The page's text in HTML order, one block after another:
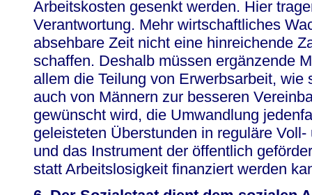
Arbeitskosten gesenkt werden. Hier
Verantwortung. Mehr wirtschaftliches
absehbare Zeit nicht eine hinreichende
schaffen. Deshalb müssen ergänzende
allem die Teilung von Erwerbsarbeit, wie
auch von Männern zur besseren
gewünscht wird, die Umwandlung
geleisteten Überstunden in reguläre
und das Instrument der öffentlich
statt Arbeitslosigkeit finanziert werden